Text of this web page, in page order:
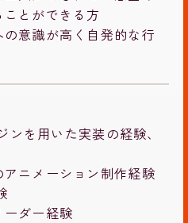
とができる方
意識が高く自発的な行
を用いた実装の経験、
ニメーション制作経験
ダー経験